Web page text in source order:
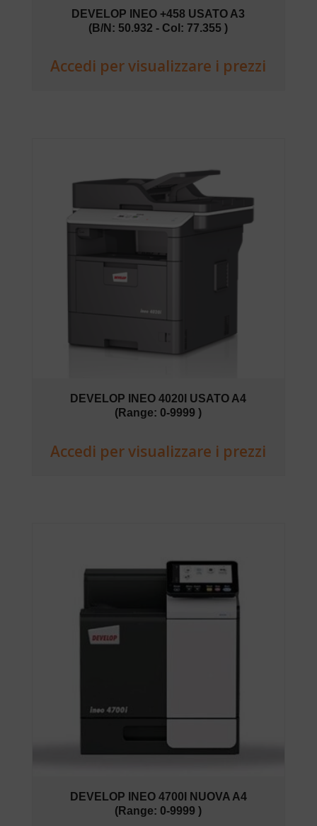
DEVELOP INEO +458 USATO A3
(B/N: 50.932 - Col: 77.355 )
Accedi per visualizzare i prezzi
DEVELOP INEO 4020I USATO A4
(Range: 0-9999 )
Accedi per visualizzare i prezzi
DEVELOP INEO 4700I NUOVA A4
(Range: 0-9999 )